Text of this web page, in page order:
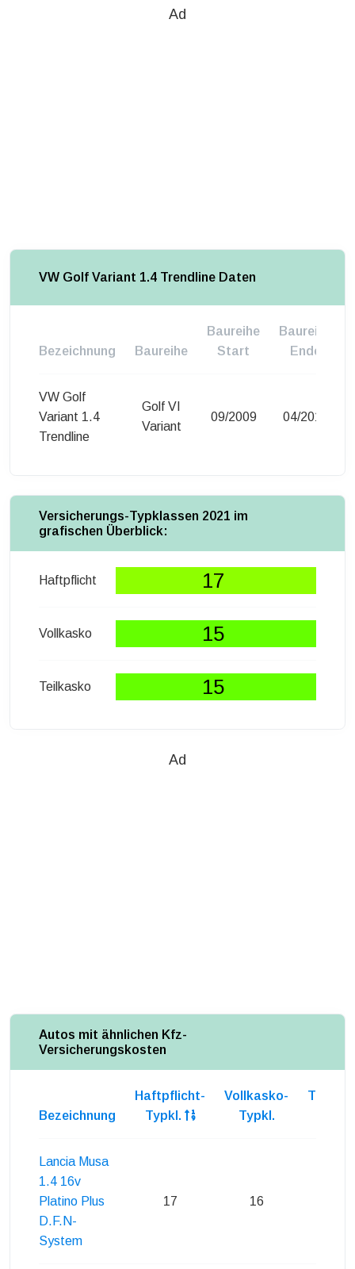
Ad
VW Golf Variant 1.4 Trendline Daten
Bezeichnung Baureihe
Baureihe
Start
Baureihe
Ende
VW Golf
Variant 1.4
Trendline
Golf VI
Variant
09/2009 04/2013
Versicherungs-Typklassen 2021 im
grafischen Überblick:
Haftpflicht 17
Vollkasko 15
Teilkasko 15
Ad
Autos mit ähnlichen Kfz-
Versicherungskosten
Bezeichnung
Haftpflicht-
Typkl.
Vollkasko-
Typkl.
Lancia Musa
1.4 16v
Platino Plus
D.F.N-
System
17 16